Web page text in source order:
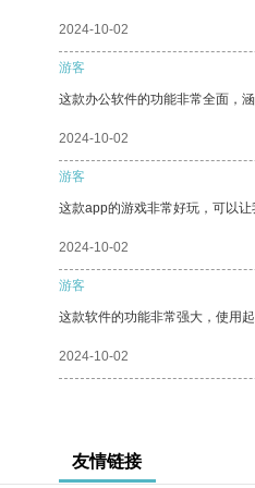
2024-10-02
游客
这款办公软件的功能非常全面，
2024-10-02
游客
这款app的游戏非常好玩，可以让
2024-10-02
游客
这款软件的功能非常强大，使用起
2024-10-02
友情链接